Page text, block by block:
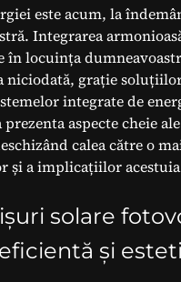
este acum, la
Integrarea
în locuința
niciodată, grație
integrate de
aspecte cheie
calea către o
și a implicațiilor
solare
și